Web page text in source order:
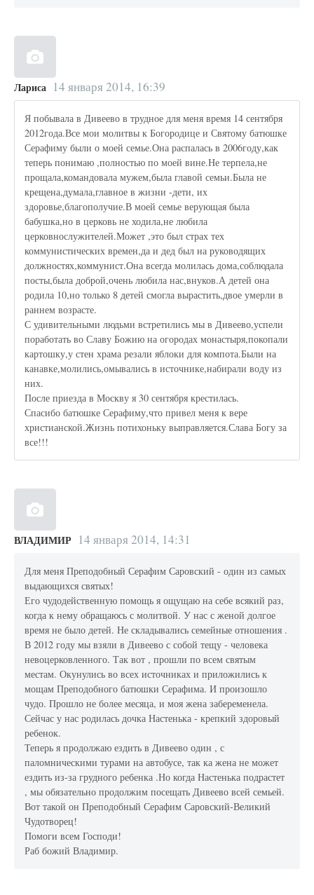
Лариса 14 января 2014, 16:39
Я побывала в Дивеево в трудное для меня время 14 сентября
2012года.Все мои молитвы к Богородице и Святому батюшке
Серафиму были о моей семье.Она распалась в 2006году,как
теперь понимаю ,полностью по моей вине.Не терпела,не
прощала,командовала мужем,была главой семьи.Была не
крещена,думала,главное в жизни -дети, их
здоровье,благополучие.В моей семье верующая была
бабушка,но в церковь не ходила,не любила
церковнослужителей.Может ,это был страх тех
коммунистических времен,да и дед был на руководящих
должностях,коммунист.Она всегда молилась дома,соблюдала
посты,была доброй,очень любила нас,внуков.А детей она
родила 10,но только 8 детей смогла вырастить,двое умерли в
раннем возрасте.
С удивительными людьми встретились мы в Дивеево,успели
поработать во Славу Божию на огородах монастыря,покопали
картошку,у стен храма резали яблоки для компота.Были на
канавке,молились,омывались в источнике,набирали воду из
них.
После приезда в Москву я 30 сентября крестилась.
Спасибо батюшке Серафиму,что привел меня к вере
христианской.Жизнь потихоньку выправляется.Слава Богу за
все!!!
ВЛАДИМИР 14 января 2014, 14:31
Для меня Преподобный Серафим Саровский - один из самых
выдающихся святых!
Его чудодейственную помощь я ощущаю на себе всякий раз,
когда к нему обращаюсь с молитвой. У нас с женой долгое
время не было детей. Не складывались семейные отношения .
В 2012 году мы взяли в Дивеево с собой тещу - человека
невоцерковленного. Так вот , прошли по всем святым
местам. Окунулись во всех источниках и приложились к
мощам Преподобного батюшки Серафима. И произошло
чудо. Прошло не более месяца, и моя жена забеременела.
Сейчас у нас родилась дочка Настенька - крепкий здоровый
ребенок.
Теперь я продолжаю ездить в Дивеево один , с
паломническими турами на автобусе, так ка жена не может
ездить из-за грудного ребенка .Но когда Настенька подрастет
, мы обязательно продолжим посещать Дивеево всей семьей.
Вот такой он Преподобный Серафим Саровский-Великий
Чудотворец!
Помоги всем Господи!
Раб божий Владимир.